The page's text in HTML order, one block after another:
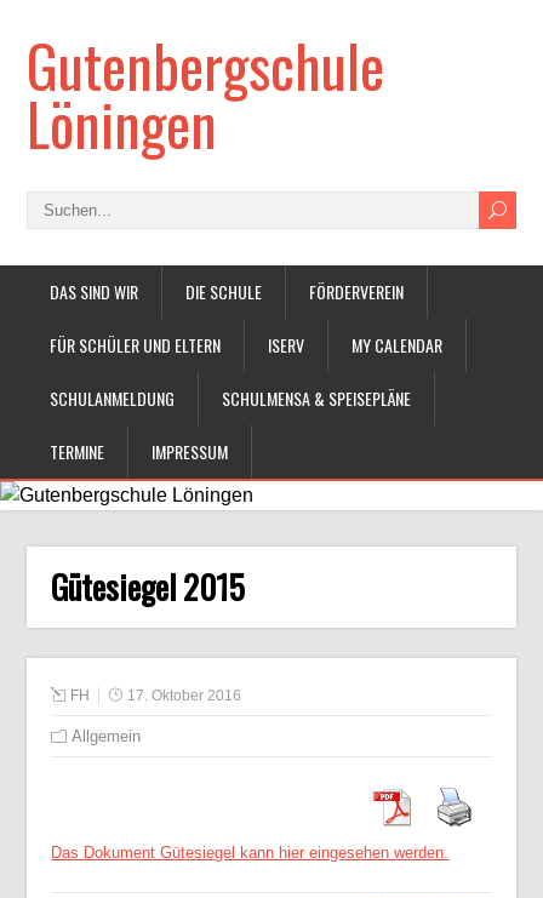
Gutenbergschule
Löningen
DAS SIND WIR DIE SCHULE FÖRDERVEREIN
FÜR SCHÜLER UND ELTERN ISERV MY CALENDAR
SCHULANMELDUNG SCHULMENSA & SPEISEPLÄNE
TERMINE IMPRESSUM
Gütesiegel 2015
FH 17. Oktober 2016
Allgemein
Das Dokument Gütesiegel kann hier eingesehen werden.